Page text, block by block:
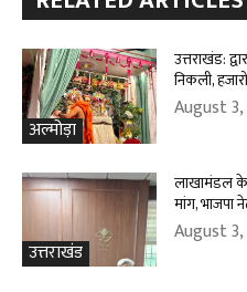
अल्मोड़ा
उत्तराखंड:
निकली,
August
उत्तराखंड
लाखामंडल के
मांग, भाजपा
August